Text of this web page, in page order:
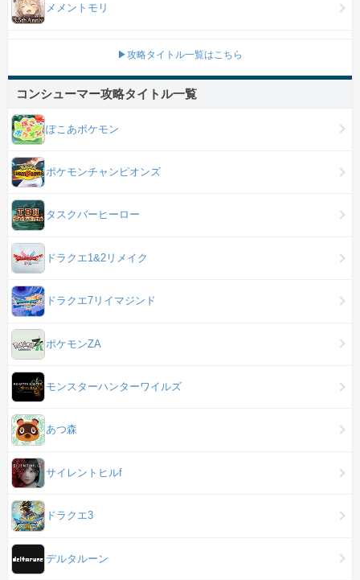
メメントモリ
▶攻略タイトル一覧はこちら
コンシューマー攻略タイトル一覧
ぽこあポケモン
ポケモンチャンピオンズ
タスクバーヒーロー
ドラクエ1&2リメイク
ドラクエ7リイマジンド
ポケモンZA
モンスターハンターワイルズ
あつ森
サイレントヒルf
ドラクエ3
デルタルーン